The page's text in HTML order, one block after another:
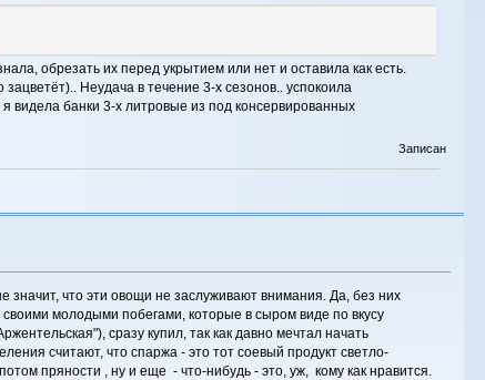
обрезать их перед укрытием или нет и оставила как есть.
Неудача в течение 3-х сезонов.. успокоила
банки 3-х литровые из под консервированных
Записан
значит, что эти овощи не заслуживают внимания. Да, без них
молодыми побегами, которые в сыром виде по вкусу
сразу купил, так как давно мечтал начать
считают, что спаржа - это тот соевый продукт светло-
пряности , ну и еще - что-нибудь - это, уж, кому как нравится.